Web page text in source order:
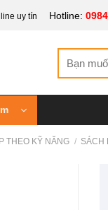
uy tín Hotline:
kiếm:
THEO KỸ NĂNG / SÁCH